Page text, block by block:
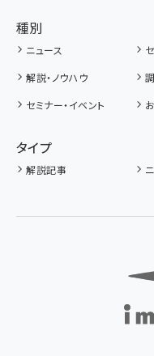
種別
ニュース
解説・ノウハウ
セミナー・イベント
タイプ
解説記事